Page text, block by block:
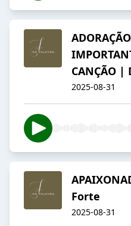
CANÇÃO
2025-08-31
Forte
2025-08-31